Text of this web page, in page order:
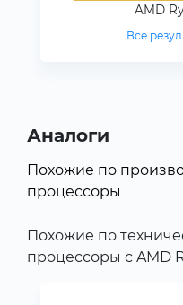
AMD
Все
Аналоги
Похожие по
процессоры
Похожие по
процессоры с AMD